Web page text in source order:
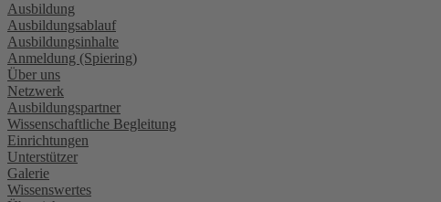
Ausbildung
Ausbildungsablauf
Ausbildungsinhalte
Anmeldung (Spiering)
Über uns
Netzwerk
Ausbildungspartner
Wissenschaftliche Begleitung
Einrichtungen
Unterstützer
Galerie
Wissenswertes